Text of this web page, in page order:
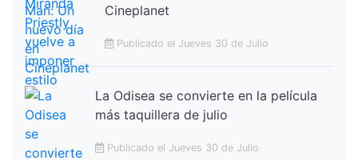
Cineplanet
Publicado el Jueves 30 de Julio
La Odisea se convierte en la película
más taquillera de julio
Publicado el Jueves 30 de Julio